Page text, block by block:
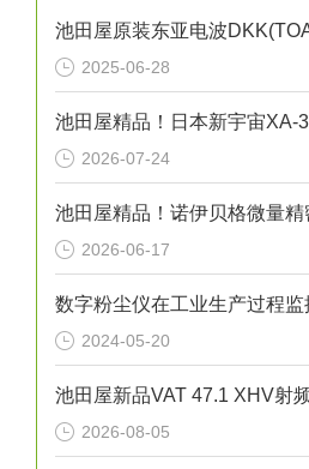
2025-06-28
2026-07-24
2026-06-17
2024-05-20
2026-08-05